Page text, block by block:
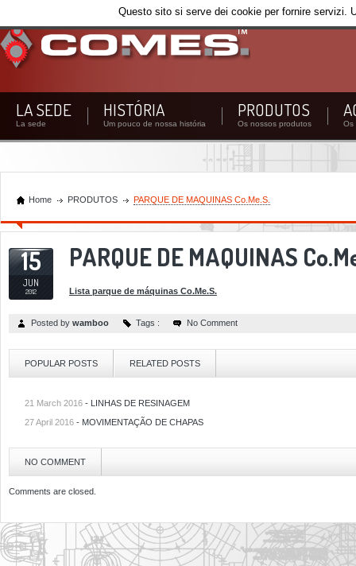
LA SEDE
La sede
HISTÓRIA
Um pouco de nossa história
PRODUTOS
Os nossos produtos Os
Home PRODUTOS PARQUE DE MAQUINAS Co.Me.S.
15
JUN
2012
PARQUE DE MAQUINAS
Lista parque de máquinas Co.Me.S.
Posted by wamboo Tags : No Comment
POPULAR POSTS RELATED POSTS
21 March 2016 - LINHAS DE RESINAGEM
27 April 2016 - MOVIMENTAÇÃO DE CHAPAS
NO COMMENT
Comments are closed.
Questo sito si serve dei cookie per fornire servizi.